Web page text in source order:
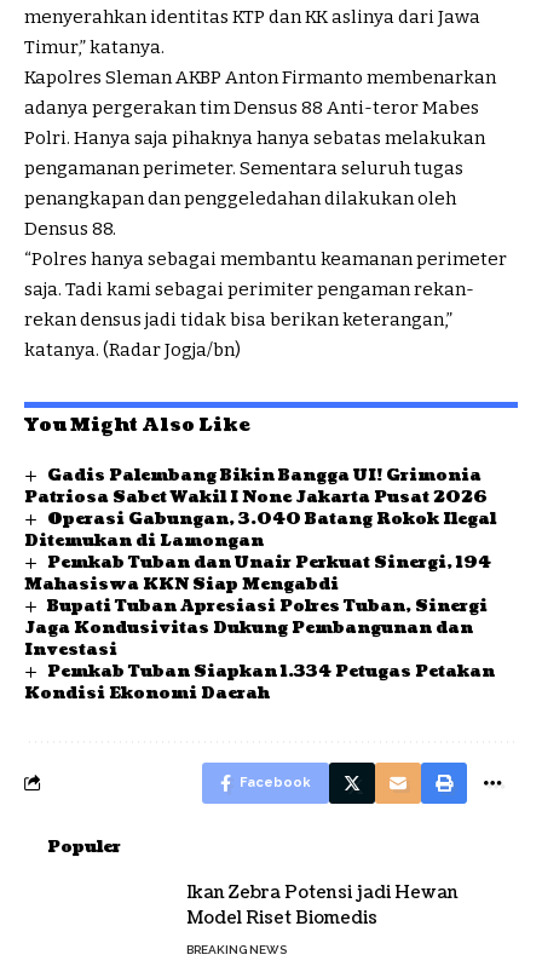
menyerahkan identitas KTP dan KK aslinya dari Jawa
Timur,” katanya.
Kapolres Sleman AKBP Anton Firmanto membenarkan
adanya pergerakan tim Densus 88 Anti-teror Mabes
Polri. Hanya saja pihaknya hanya sebatas melakukan
pengamanan perimeter. Sementara seluruh tugas
penangkapan dan penggeledahan dilakukan oleh
Densus 88.
“Polres hanya sebagai membantu keamanan perimeter
saja. Tadi kami sebagai perimiter pengaman rekan-
rekan densus jadi tidak bisa berikan keterangan,”
katanya. (Radar Jogja/bn)
You Might Also Like
Gadis Palembang Bikin Bangga UI! Grimonia
Patriosa Sabet Wakil I None Jakarta Pusat 2026
Operasi Gabungan, 3.040 Batang Rokok Ilegal
Ditemukan di Lamongan
Pemkab Tuban dan Unair Perkuat Sinergi, 194
Mahasiswa KKN Siap Mengabdi
Bupati Tuban Apresiasi Polres Tuban, Sinergi
Jaga Kondusivitas Dukung Pembangunan dan
Investasi
Pemkab Tuban Siapkan 1.334 Petugas Petakan
Kondisi Ekonomi Daerah
Facebook
Populer
Ikan Zebra Potensi jadi Hewan
Model Riset Biomedis
BREAKING NEWS